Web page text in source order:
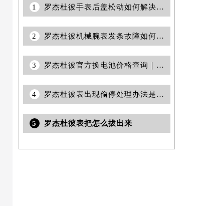
1 罗杰杜彼手表后盖松动如何解决？快速修复窍门揭秘
2 罗杰杜彼机械腕表发条故障如何修复？专业指南助您爱表重生
3 罗杰杜彼官方换电池价格查询｜地址与售后服务电话权威信息公告（2026年7月最新）
4 罗杰杜彼表出现偷停处理办法是什么(完美解决罗杰杜彼表停摆问题的方法)
5 罗杰杜彼表把怎么拔出来